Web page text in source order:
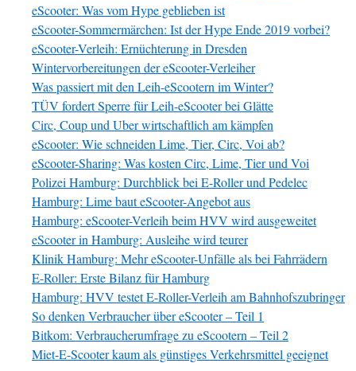
eScooter: Was vom Hype geblieben ist
eScooter-Sommermärchen: Ist der Hype Ende 2019 vorbei?
eScooter-Verleih: Ernüchterung in Dresden
Wintervorbereitungen der eScooter-Verleiher
Was passiert mit den Leih-eScootern im Winter?
TÜV fordert Sperre für Leih-eScooter bei Glätte
Circ, Coup und Uber wirtschaftlich am kämpfen
eScooter: Wie schneiden Lime, Tier, Circ, Voi ab?
eScooter-Sharing: Was kosten Circ, Lime, Tier und Voi
Polizei Hamburg: Durchblick bei E-Roller und Pedelec
Hamburg: Lime baut eScooter-Angebot aus
Hamburg: eScooter-Verleih beim HVV wird ausgeweitet
eScooter in Hamburg: Ausleihe wird teurer
Klinik Hamburg: Mehr eScooter-Unfälle als bei Fahrrädern
E-Roller: Erste Bilanz für Hamburg
Hamburg: HVV testet E-Roller-Verleih am Bahnhofszubringer
So denken Verbraucher über eScooter – Teil 1
Bitkom: Verbraucherumfrage zu eScootern – Teil 2
Miet-E-Scooter kaum als günstiges Verkehrsmittel geeignet